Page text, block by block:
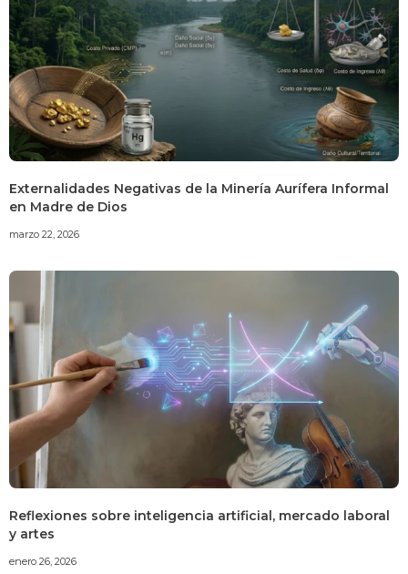
Externalidades Negativas de la Minería Aurífera Informal
en Madre de Dios
marzo 22, 2026
Reflexiones sobre inteligencia artificial, mercado laboral
y artes
enero 26, 2026